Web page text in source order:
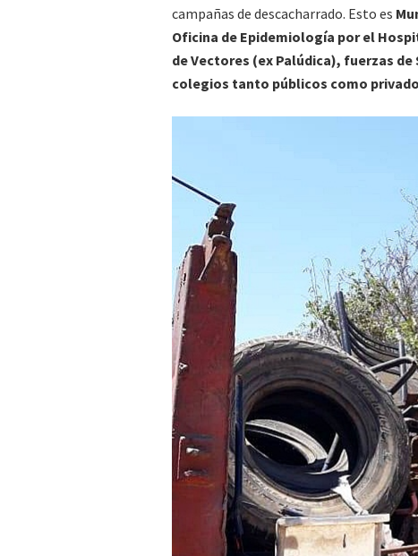
campañas de descacharrado. Esto es
Oficina de Epidemiología por el
de Vectores (ex Palúdica), fuerzas
colegios tanto públicos como